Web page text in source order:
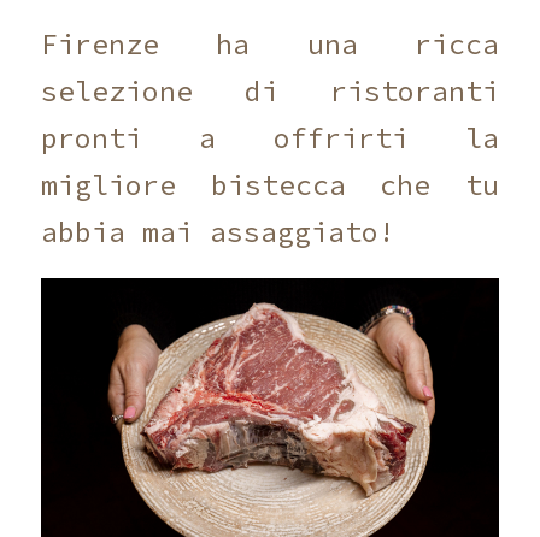
Firenze ha una ricca
selezione di ristoranti
pronti a offrirti la
migliore bistecca che tu
abbia mai assaggiato!